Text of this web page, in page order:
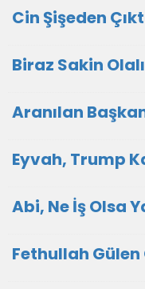
Cin Şişeden
Biraz Sakin
Aranılan
Eyvah, Trump
Abi, Ne İş Olsa
Fethullah Gülen